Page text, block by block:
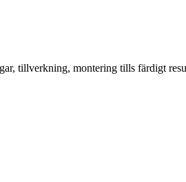
tillverkning, montering tills färdigt